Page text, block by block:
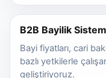
B2B Bayilik
Bayi fiyatları, cari
bazlı yetkilerle
geliştiriyoruz.